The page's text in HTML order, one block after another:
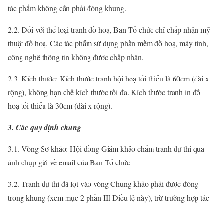
tác phẩm không cần phải đóng khung.
2.2. Đối với thể loại tranh đồ hoạ, Ban Tổ chức chỉ chấp nhận mỹ
thuật đồ hoạ. Các tác phẩm sử dụng phần mềm đồ hoạ, máy tính,
công nghệ thông tin không được chấp nhận.
2.3. Kích thước: Kích thước tranh hội hoạ tối thiểu là 60cm (dài x
rộng), không hạn chế kích thước tối đa. Kích thước tranh in đồ
hoạ tối thiểu là 30cm (dài x rộng).
3. Các quy định chung
3.1. Vòng Sơ khảo: Hội đồng Giám khảo chấm tranh dự thi qua
ảnh chụp gửi về email của Ban Tổ chức.
3.2. Tranh dự thi đã lọt vào vòng Chung khảo phải được đóng
trong khung (xem mục 2 phần III Điều lệ này), trừ trường hợp tác